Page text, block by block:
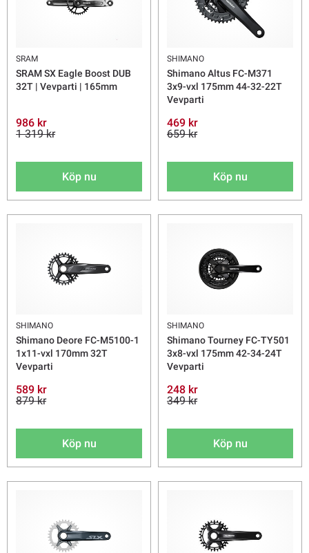
SRAM
SRAM SX Eagle Boost DUB
32T | Vevparti | 165mm
986 kr
1 319 kr
Köp nu
SHIMANO
Shimano Altus FC-M371
3x9-vxl 175mm 44-32-22T
Vevparti
469 kr
659 kr
Köp nu
SHIMANO
Shimano Deore FC-M5100-1
1x11-vxl 170mm 32T
Vevparti
589 kr
879 kr
Köp nu
SHIMANO
Shimano Tourney FC-TY501
3x8-vxl 175mm 42-34-24T
Vevparti
248 kr
349 kr
Köp nu